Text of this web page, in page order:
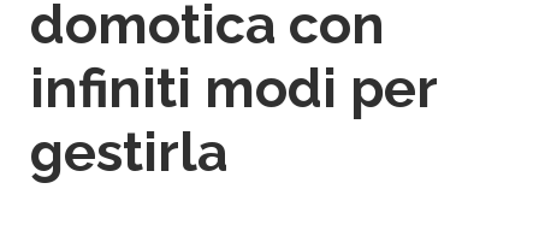
domotica con
infiniti modi per
gestirla